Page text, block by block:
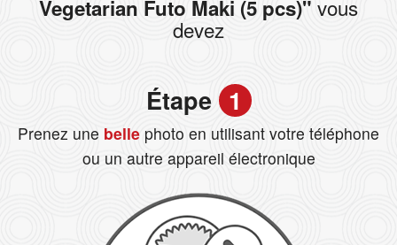
Connection
Rechercher
Vegetarian Futo Maki (5 pcs)" vous
devez
Étape 1
Prenez une belle photo en utilisant votre téléphone
ou un autre appareil électronique